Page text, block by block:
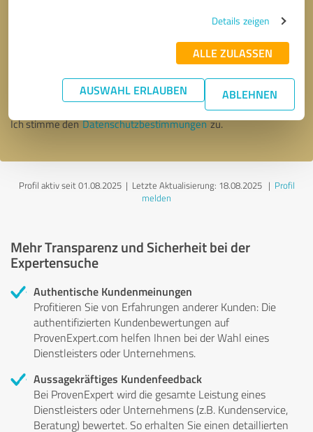
Details zeigen
ALLE ZULASSEN
AUSWAHL ERLAUBEN ABLEHNEN
* Erforderliche Angaben
Nachricht senden
Ich stimme denDatenschutzbestimmungenzu.
Profil aktiv seit 01.08.2025 | Letzte Aktualisierung: 18.08.2025| Profil
melden
Mehr Transparenz und Sicherheit bei der
Expertensuche
Authentische Kundenmeinungen
Profitieren Sie von Erfahrungen anderer Kunden: Die
authentifizierten Kundenbewertungen auf
ProvenExpert.com helfen Ihnen bei der Wahl eines
Dienstleisters oder Unternehmens.
Aussagekräftiges Kundenfeedback
Bei ProvenExpert wird die gesamte Leistung eines
Dienstleisters oder Unternehmens (z.B. Kundenservice,
Beratung) bewertet. So erhalten Sie einen detaillierten